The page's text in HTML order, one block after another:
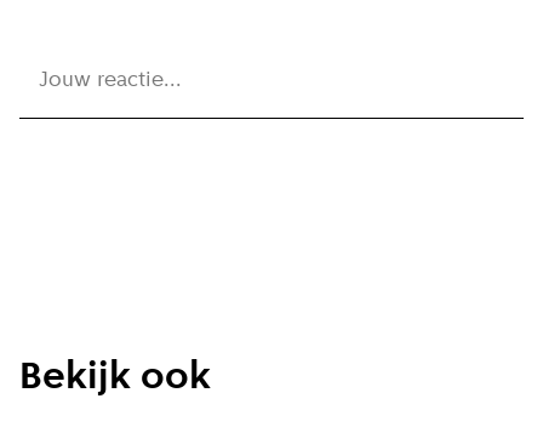
Jouw reactie...
Bekijk ook